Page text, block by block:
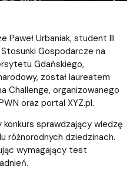
Paweł Urbaniak, student III
Gospodarcze na
Gdańskiego,
został laureatem
Challenge, organizowanego
oraz portal XYZ.pl.
sprawdzający wiedzę
różnorodnych dziedzinach.
wymagający test